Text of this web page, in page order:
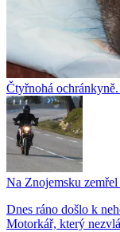
Čtyřnohá
Na Znojemsku
Dnes ráno došlo k
Motorkář, který